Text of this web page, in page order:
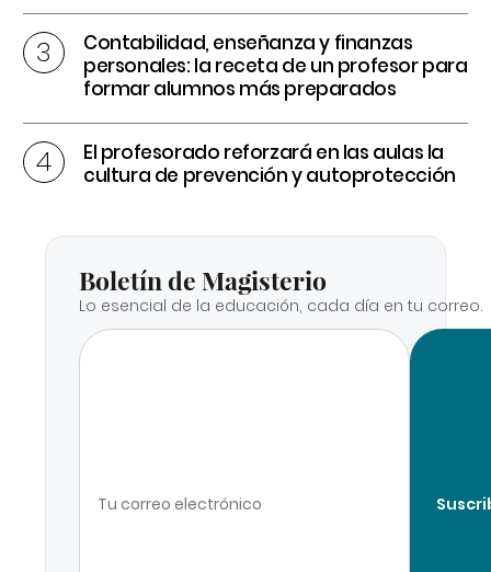
Contabilidad, enseñanza y finanzas
personales: la receta de un profesor para
formar alumnos más preparados
El profesorado reforzará en las aulas la
cultura de prevención y autoprotección
Boletín de Magisterio
Lo esencial de la educación, cada día en tu correo.